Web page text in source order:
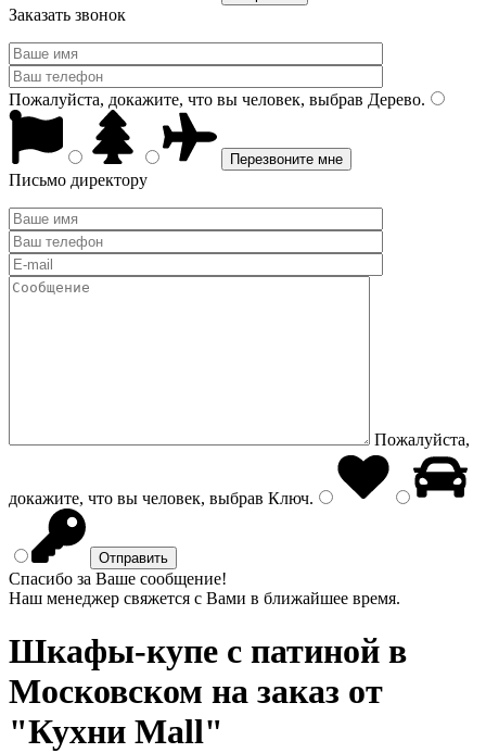
Заказать звонок
Пожалуйста, докажите, что вы человек, выбрав Дерево.
Письмо директору
Пожалуйста,
докажите, что вы человек, выбрав Ключ.
Спасибо за Ваше сообщение!
Наш менеджер свяжется с Вами в ближайшее время.
Шкафы-купе с патиной в
Московском на заказ от
"Кухни Mall"